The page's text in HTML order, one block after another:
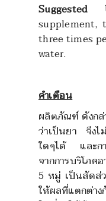
Suggested
supplement,
three times
water.
คำเตือน
ผลิตภัณฑ์ ดังก
ว่าเป็นยา จึงไ
ใดๆได้ และกา
จากการบริโภ
5 หมู่ เป็นสัดส่
ให้ผลที่แตกต่า